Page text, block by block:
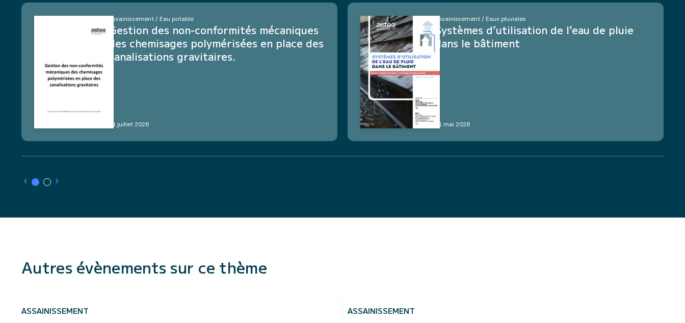
Assainissement / Eau potable
Gestion des non-conformités mécaniques
des chemisages polymérisées en place des
canalisations gravitaires.
21 juillet 2026
Assainissement / Eaux pluviales
Systèmes d’utilisation de l’eau de pluie
dans le bâtiment
11 mai 2026
› ›
Autres évènements sur ce thème
ASSAINISSEMENT ASSAINISSEMENT